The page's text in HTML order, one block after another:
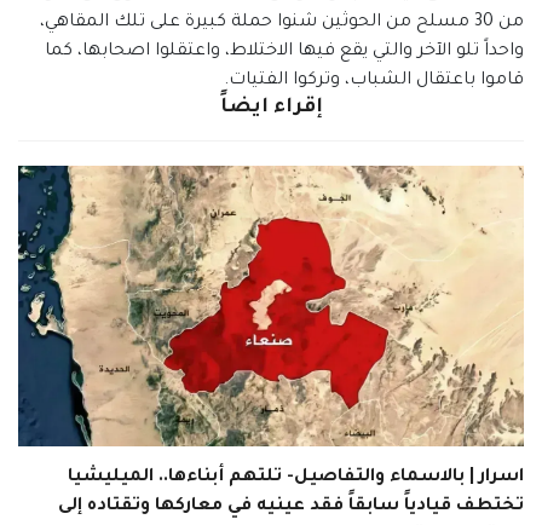
من 30 مسلح من الحوثين شنوا حملة كبيرة على تلك المقاهي،
واحداً تلو الآخر والتي يقع فيها الاختلاط، واعتقلوا اصحابها، كما
قاموا باعتقال الشباب، وتركوا الفتيات.
إقراء ايضاً
اسرار | بالاسماء والتفاصيل- تلتهم أبناءها.. الميليشيا
تختطف قيادياً سابقاً فقد عينيه في معاركها وتقتاده إلى